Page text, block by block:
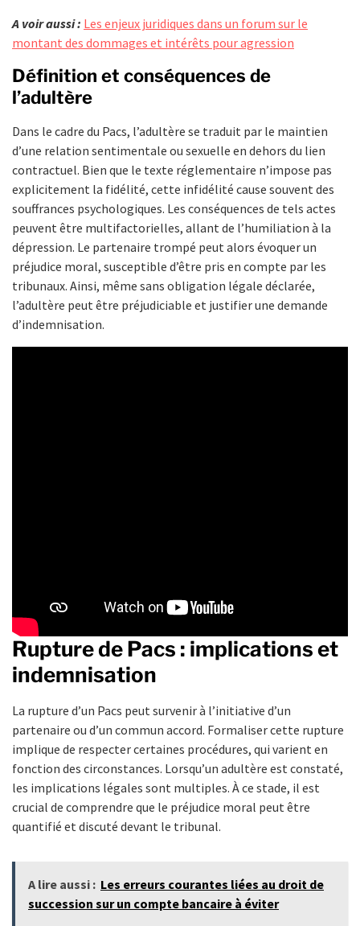
A voir aussi : Les enjeux juridiques dans un forum sur le
montant des dommages et intérêts pour agression
Définition et conséquences de
l’adultère
Dans le cadre du Pacs, l’adultère se traduit par le maintien
d’une relation sentimentale ou sexuelle en dehors du lien
contractuel. Bien que le texte réglementaire n’impose pas
explicitement la fidélité, cette infidélité cause souvent des
souffrances psychologiques. Les conséquences de tels actes
peuvent être multifactorielles, allant de l’humiliation à la
dépression. Le partenaire trompé peut alors évoquer un
préjudice moral, susceptible d’être pris en compte par les
tribunaux. Ainsi, même sans obligation légale déclarée,
l’adultère peut être préjudiciable et justifier une demande
d’indemnisation.
Rupture de Pacs : implications et
indemnisation
La rupture d’un Pacs peut survenir à l’initiative d’un
partenaire ou d’un commun accord. Formaliser cette rupture
implique de respecter certaines procédures, qui varient en
fonction des circonstances. Lorsqu’un adultère est constaté,
les implications légales sont multiples. À ce stade, il est
crucial de comprendre que le préjudice moral peut être
quantifié et discuté devant le tribunal.
A lire aussi : Les erreurs courantes liées au droit de
succession sur un compte bancaire à éviter